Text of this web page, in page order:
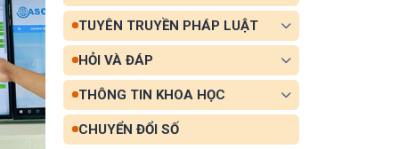
TUYÊN TRUYỀN PHÁP LUẬT
HỎI VÀ ĐÁP
THÔNG TIN KHOA HỌC
CHUYỂN ĐỔI SỐ